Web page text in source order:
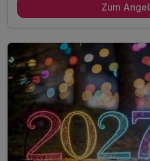
inkl. Bettwäsche & Handtücher
inkl. Nutzung W-Lan
Zum